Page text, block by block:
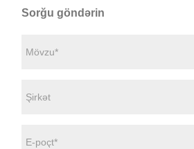
Sorğu göndərin